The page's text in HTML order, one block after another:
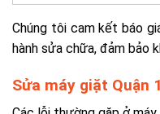
Chúng tôi cam kết báo
hành sửa chữa, đảm bảo
Sửa máy giặt Quận